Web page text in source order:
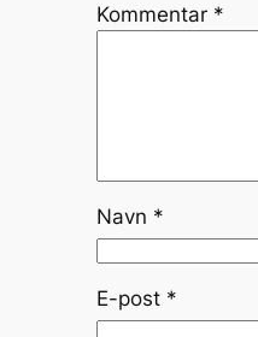
Kommentar *
Navn *
E-post *